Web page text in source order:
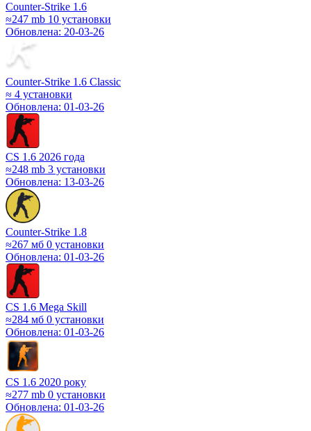
Counter-Strike 1.6
≈247 mb 10 установки
Обновлена: 20-03-26
Counter-Strike 1.6 Classic
≈ 4 установки
Обновлена: 01-03-26
CS 1.6 2026 года
≈248 mb 3 установки
Обновлена: 13-03-26
Counter-Strike 1.8
≈267 мб 0 установки
Обновлена: 01-03-26
CS 1.6 Mega Skill
≈284 мб 0 установки
Обновлена: 01-03-26
CS 1.6 2020 року
≈277 mb 0 установки
Обновлена: 01-03-26